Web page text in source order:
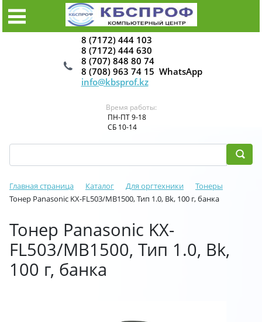
8 (7172) 444 103
8 (7172) 444 630
8 (707) 848 80 74
8 (708) 963 74 15 WhatsApp
info@kbsprof.kz
Время работы:
ПН-ПТ 9-18
СБ 10-14
Главная страница Каталог Для оргтехники
Тонеры
Тонер Panasonic KX-FL503/MB1500, Тип 1.0, Bk, 100 г, банка
Тонер Panasonic KX-
FL503/MB1500, Тип 1.0, Bk,
100 г, банка